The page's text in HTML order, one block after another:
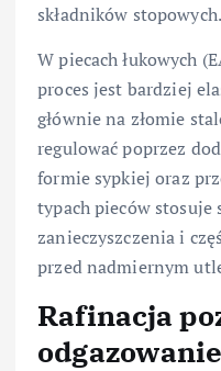
składników stopowych.
W piecach łukowych
proces jest bardziej
głównie na złomie
regulować poprzez
formie sypkiej oraz
typach pieców stosuje
zanieczyszczenia i
przed nadmiernym
Rafinacja
odgazowanie